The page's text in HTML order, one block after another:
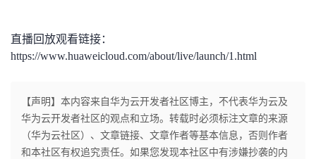
直播回放观看链接：
https://www.huaweicloud.com/about/live/launch/1.html
【声明】本内容来自华为云开发者社区博主，不代表华为云及
华为云开发者社区的观点和立场。转载时必须标注文章的来源
（华为云社区）、文章链接、文章作者等基本信息，否则作者
和本社区有权追究责任。如果您发现本社区中有涉嫌抄袭的内